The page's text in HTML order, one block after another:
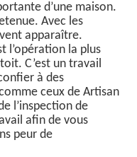
d’une maison.
Avec les
apparaître.
l’opération la plus
C’est un travail
à des
ceux de Artisan
l’inspection de
afin de vous
peur de